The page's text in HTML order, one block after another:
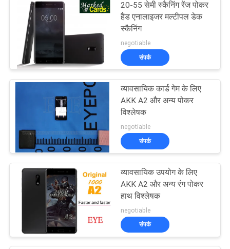
बैकएरैट धोखा प्रणाली
पासा धोखाधड़ी डिवाइस
28
पोकर सॉफ्टवेयर
20-55 सेमी स्कैनिंग रेंज पोकर
हैंड एनालाइजर मल्टीपल डेक
स्कैनिंग
negotiable
संपर्क
व्यावसायिक कार्ड गेम के लिए
AKK A2 और अन्य पोकर
विश्लेषक
negotiable
संपर्क
व्यावसायिक उपयोग के लिए
AKK A2 और अन्य रंग पोकर
हाथ विश्लेषक
negotiable
संपर्क